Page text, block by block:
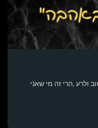
ולרע ,הרי זה מי שאני